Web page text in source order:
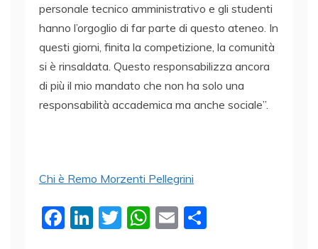
personale tecnico amministrativo e gli studenti
hanno l’orgoglio di far parte di questo ateneo. In
questi giorni, finita la competizione, la comunità
si è rinsaldata. Questo responsabilizza ancora
di più il mio mandato che non ha solo una
responsabilità accademica ma anche sociale”.
Chi è Remo Morzenti Pellegrini
F
Li T
W E